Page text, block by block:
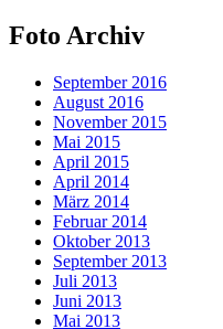
Foto Archiv
September 2016
August 2016
November 2015
Mai 2015
April 2015
April 2014
März 2014
Februar 2014
Oktober 2013
September 2013
Juli 2013
Juni 2013
Mai 2013